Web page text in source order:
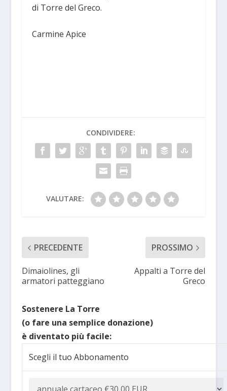
di Torre del Greco.
Carmine Apice
CONDIVIDERE:
VALUTARE:
PRECEDENTE
Dimaiolines, gli
armatori patteggiano
PROSSIMO
Appalti a Torre del
Greco
Sostenere La Torre
(o fare una semplice donazione)
è diventato più facile:
Scegli il tuo Abbonamento